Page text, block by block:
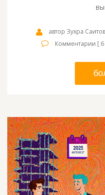
автор Зухра
Комментарии [ 6